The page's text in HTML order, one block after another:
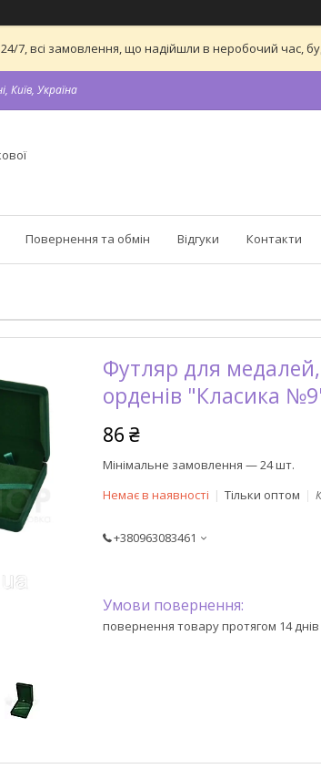
7, всі замовлення, що надійшли в неробочий час,
Київ, Україна
Повернення та обмін Відгуки Контакти
Футляр для
орденів "Класика
86 ₴
Мінімальне замовлення — 24 шт.
Немає в наявності
Тільки оптом
+380963083461
повернення товару протягом 14 днів